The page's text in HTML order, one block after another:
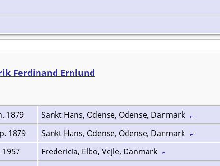
Ferdinand Ernlund
1879
Sankt Hans, Odense, Odense, Danmark
1879
Sankt Hans, Odense, Odense, Danmark
1957
Fredericia, Elbo, Vejle, Danmark